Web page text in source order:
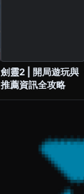
劍靈2 | 開局遊玩與
推薦資訊全攻略